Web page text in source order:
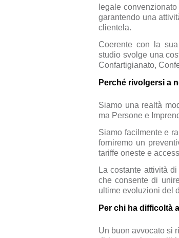
legale
garantendo una
clientela.
Coerente con la
studio svolge una
Confartigianato,
Perché rivolgersi a
Siamo una realtà
ma Persone e
Siamo facilmente e
forniremo un
tariffe oneste e
La costante attività
che consente di
ultime evoluzioni del
Per chi ha difficoltà
Un buon avvocato si